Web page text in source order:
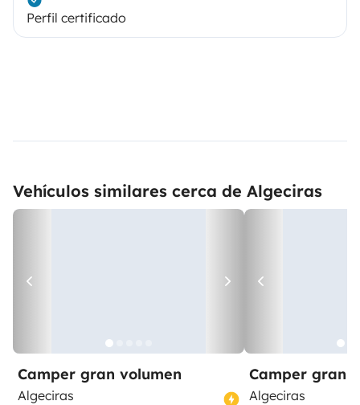
Perfil certificado
Vehículos similares cerca de Algeciras
Camper gran volumen
Algeciras
Camper gran
Algeciras